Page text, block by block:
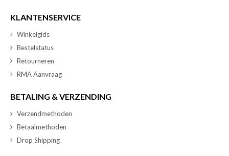
KLANTENSERVICE
Winkelgids
Bestelstatus
Retourneren
RMA Aanvraag
BETALING & VERZENDING
Verzendmethoden
Betaalmethoden
Drop Shipping